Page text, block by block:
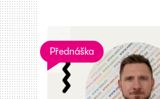
Přednáška